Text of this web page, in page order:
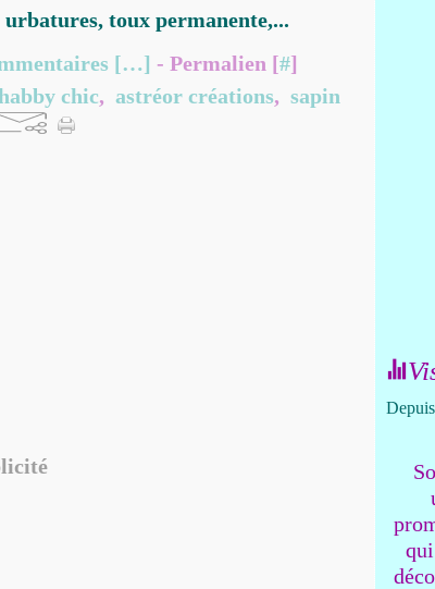
urbatures, toux permanente,...
[…] - Permalien [#]
chic, astréor créations, sapin